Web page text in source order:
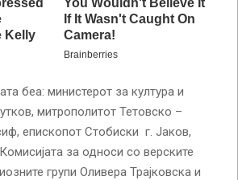
беа: министерот за култура и
митрополитот Тетовско –
епископот Стобиски г. Јаков,
за односи со верските
групи Оливера Трајковска и